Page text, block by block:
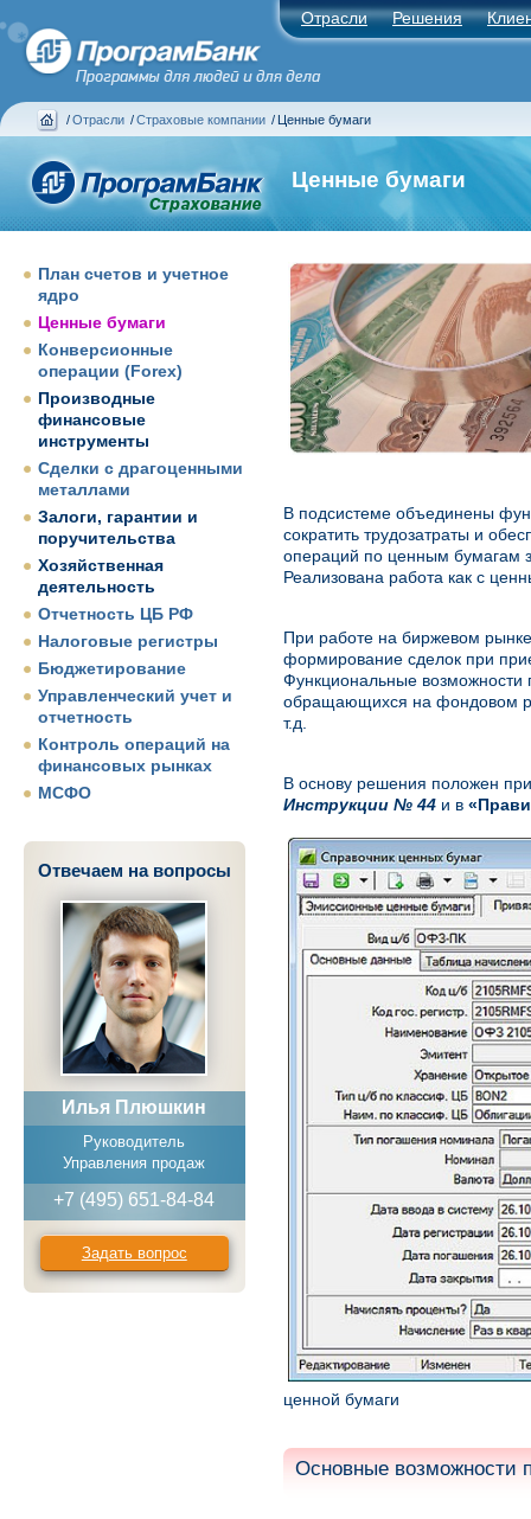
Отрасли Решения
/ Отрасли / Страховые компании / Ценные бумаги
Ценные бумаги
План счетов и учетное
ядро
Ценные бумаги
Конверсионные
операции (Forex)
Производные
финансовые
инструменты
Сделки с драгоценными
металлами
Залоги, гарантии и
поручительства
Хозяйственная
деятельность
Отчетность ЦБ РФ
Налоговые регистры
Бюджетирование
Управленческий учет и
отчетность
Контроль операций на
финансовых рынках
МСФО
Отвечаем на вопросы
Илья Плюшкин
Руководитель
Управления продаж
+7 (495) 651-84-84
Задать вопрос
В подсистеме объединены
сократить трудозатраты и
операций по ценным бумагам
Реализована работа как с
При работе на биржевом
формирование сделок при
Функциональные возможности
обращающихся на фондовом
т.д.
В основу решения положен
Инструкции № 44и в
ценной бумаги
Основные возможности